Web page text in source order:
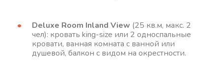
Deluxe Room Inland View (25 кв.м, макс. 2
чел): кровать king-size или 2 односпальные
кровати, ванная комната с ванной или
душевой, балкон с видом на окрестности.